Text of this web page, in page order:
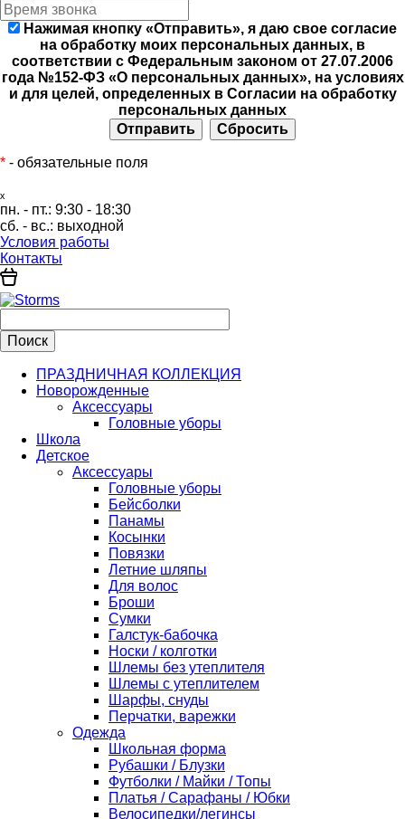
Нажимая кнопку «Отправить», я даю свое согласие
на обработку моих персональных данных, в
соответствии с Федеральным законом от 27.07.2006
года №152-ФЗ «О персональных данных», на условиях
и для целей, определенных в Согласии на обработку
персональных данных
* - обязательные поля
ₓ
пн. - пт.: 9:30 - 18:30
сб. - вс.: выходной
Условия работы
Контакты
ПРАЗДНИЧНАЯ КОЛЛЕКЦИЯ
Новорожденные
Аксессуары
Головные уборы
Школа
Детское
Аксессуары
Головные уборы
Бейсболки
Панамы
Косынки
Повязки
Летние шляпы
Для волос
Броши
Сумки
Галстук-бабочка
Носки / колготки
Шлемы без утеплителя
Шлемы с утеплителем
Шарфы, снуды
Перчатки, варежки
Одежда
Школьная форма
Рубашки / Блузки
Футболки / Майки / Топы
Платья / Сарафаны / Юбки
Велосипедки/легинсы